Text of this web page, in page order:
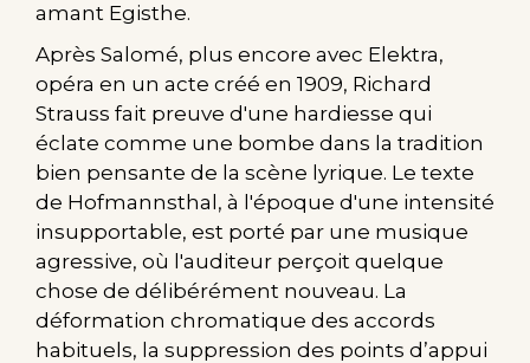
amant Egisthe.
Après Salomé, plus encore avec Elektra,
opéra en un acte créé en 1909, Richard
Strauss fait preuve d'une hardiesse qui
éclate comme une bombe dans la tradition
bien pensante de la scène lyrique. Le texte
de Hofmannsthal, à l'époque d'une intensité
insupportable, est porté par une musique
agressive, où l'auditeur perçoit quelque
chose de délibérément nouveau. La
déformation chromatique des accords
habituels, la suppression des points d’appui